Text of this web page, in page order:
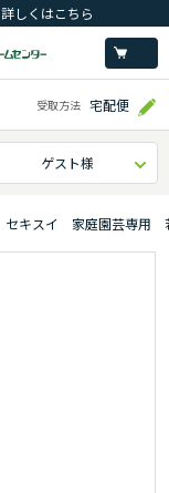
しくはこちら
受取方法 宅配便
ゲスト様
セキスイ 家庭園芸専用